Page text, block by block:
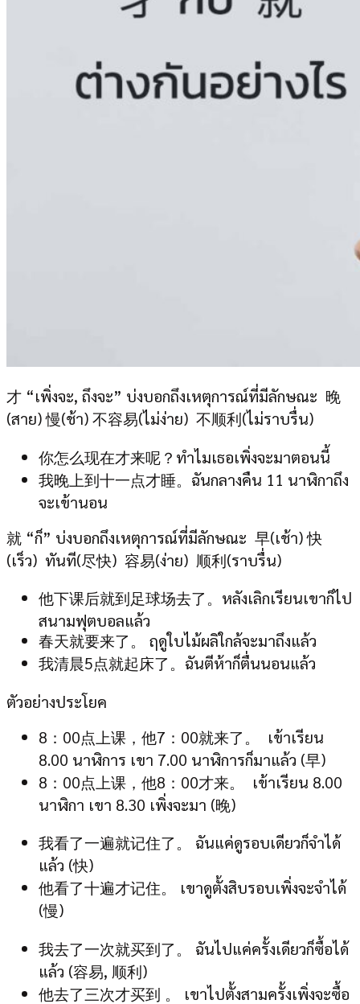
才 “เพิ่งจะ, ถึงจะ” บ่งบอกถึงเหตุการณ์ที่มีลักษณะ 晚
(สาย) 慢(ช้า) 不容易(ไม่ง่าย) 不顺利(ไม่ราบรื่น)
你怎么现在才来呢？ทำไมเธอเพิ่งจะมาตอนนี้
我晚上到十一点才睡。ฉันกลางคืน 11 นาฬิกาถึง
จะเข้านอน
就 “ก็” บ่งบอกถึงเหตุการณ์ที่มีลักษณะ 早(เช้า) 快
(เร็ว) ทันที(尽快) 容易(ง่าย) 顺利(ราบรื่น)
他下课后就到足球场去了。หลังเลิกเรียนเขาก็ไป
สนามฟุตบอลแล้ว
春天就要来了。 ฤดูใบไม้ผลิใกล้จะมาถึงแล้ว
我清晨5点就起床了。ฉันตีห้าก็ตื่นนอนแล้ว
ตัวอย่างประโยค
8：00点上课，他7：00就来了。 เข้าเรียน
8.00 นาฬิการ เขา 7.00 นาฬิการก็มาแล้ว (早)
8：00点上课，他8：00才来。 เข้าเรียน 8.00
นาฬิกา เขา 8.30 เพิ่งจะมา (晚)
我看了一遍就记住了。 ฉันแค่ดูรอบเดียวก็จำได้
แล้ว (快)
他看了十遍才记住。 เขาดูตั้งสิบรอบเพิ่งจะจำได้
(慢)
我去了一次就买到了。 ฉันไปแค่ครั้งเดียวก็ซื้อได้
แล้ว (容易, 顺利)
他去了三次才买到 。 เขาไปตั้งสามครั้งเพิ่งจะซื้อ